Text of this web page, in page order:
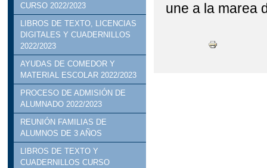
CURSO 2022/2023
LIBROS DE TEXTO, LICENCIAS
DIGITALES Y CUADERNILLOS
2022/2023
AYUDAS DE COMEDOR Y
MATERIAL ESCOLAR 2022/2023
PROCESO DE ADMISIÓN DE
ALUMNADO 2022/2023
REUNIÓN FAMILIAS DE
ALUMNOS DE 3 AÑOS
LIBROS DE TEXTO Y
CUADERNILLOS CURSO
une a la marea